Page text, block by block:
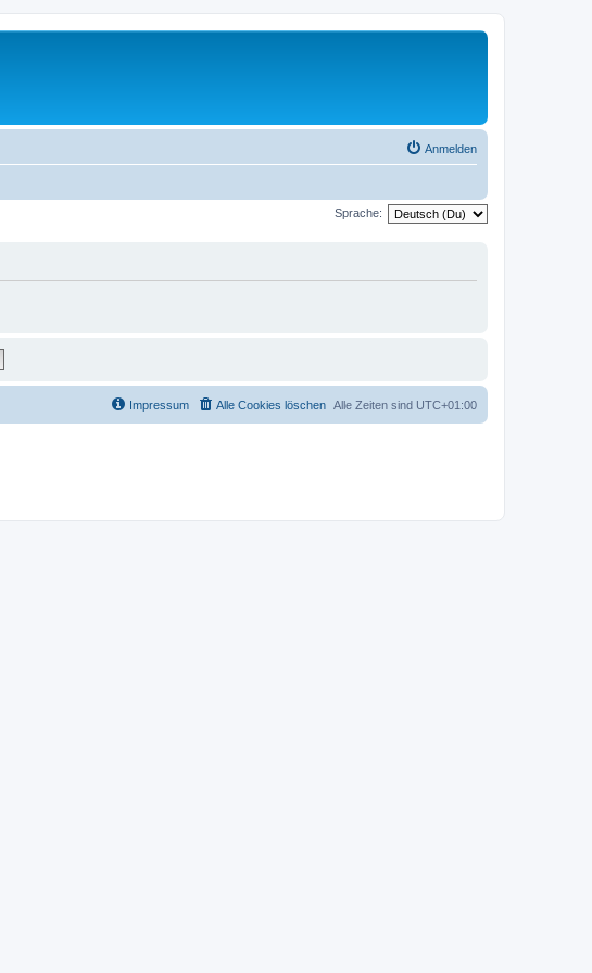
Anmelden
Sprache:
Alle Zeiten sind UTC+01:00
Alle Cookies löschen
Impressum